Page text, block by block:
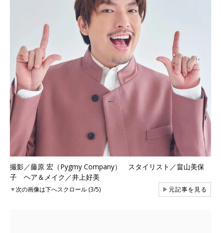
撮影／藤原 宏（Pygmy Company） スタイリスト／畠山美保
子 ヘア＆メイク／井上好美
▼次の画像は下へスクロール (3/5) ▶元記事を見る